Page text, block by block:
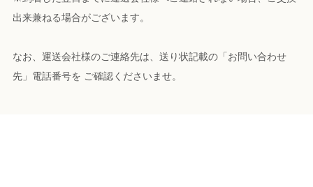
出来兼ねる場合がございます。
なお、運送会社様のご連絡先は、送り状記載の「お問い合わせ
先」電話番号を ご確認くださいませ。